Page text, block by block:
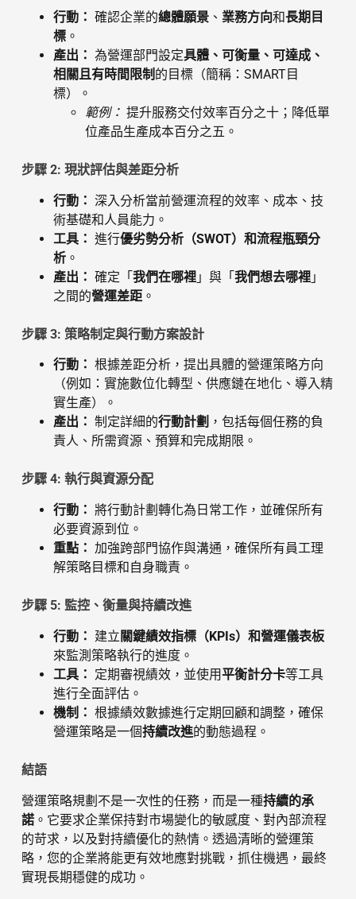
行動： 確認企業的總體願景、 業務方向和長期目
標。
產出： 為營運部門設定具體、可衡量、可達成、
相關且有時間限制 的目標（簡稱：SMART目
標）。
範例： 提升服務交付效率百分之十；降低單
位產品生產成本百分之五。
步驟 2: 現狀評估與差距分析
行動： 深入分析當前營運流程的效率、成本、技
術基礎和人員能力。
工具： 進行優劣勢分析（SWOT）和流程瓶頸分
析。
產出： 確定「我們在哪裡」與「我們想去哪裡」
之間的營運差距。
步驟 3: 策略制定與行動方案設計
行動： 根據差距分析，提出具體的營運策略方向
（例如：實施數位化轉型、供應鏈在地化、導入精
實生產）。
產出： 制定詳細的行動計劃 ，包括每個任務的負
責人、所需資源、預算和完成期限。
步驟 4: 執行與資源分配
行動： 將行動計劃轉化為日常工作，並確保所有
必要資源到位。
重點： 加強跨部門協作與溝通，確保所有員工理
解策略目標和自身職責。
步驟 5: 監控、衡量與持續改進
行動： 建立 關鍵績效指標（KPIs）和營運儀表板
來監測策略執行的進度。
工具： 定期審視績效，並使用平衡計分卡等工具
進行全面評估。
機制： 根據績效數據進行定期回顧和調整，確保
營運策略是一個持續改進的動態過程。
結語
營運策略規劃不是一次性的任務，而是一種持續的承
諾。它要求企業保持對市場變化的敏感度、對內部流程
的苛求，以及對持續優化的熱情。透過清晰的營運策
略，您的企業將能更有效地應對挑戰，抓住機遇，最終
實現長期穩健的成功。